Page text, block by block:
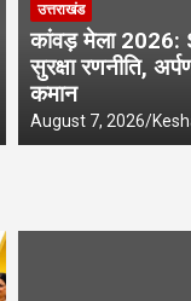
सुरक्षा
उत्तराखंड
कांवड़ मेला 2026:
सुरक्षा रणनीति,
कमान
August 7, 2026